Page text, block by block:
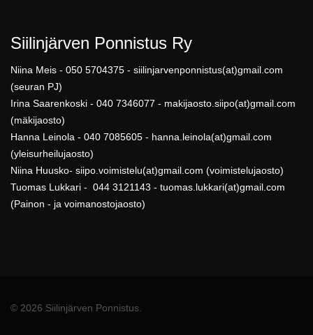
Siilinjärven Ponnistus Ry
Niina Meis - 050 5704375 - siilinjarvenponnistus(at)gmail.com
(seuran PJ)
Irina Saarenkoski - 040 7346077 - makijaosto.siipo(at)gmail.com
(mäkijaosto)
Hanna Leinola - 040 7085605 - hanna.leinola(at)gmail.com
(yleisurheilujaosto)
Niina Huusko- siipo.voimistelu(at)gmail.com (voimistelujaosto)
Tuomas Lukkari - 044 3121143 - tuomas.lukkari(at)gmail.com
(Painon - ja voimanostojaosto)
© 2026 Siilinjärven Ponnistus.